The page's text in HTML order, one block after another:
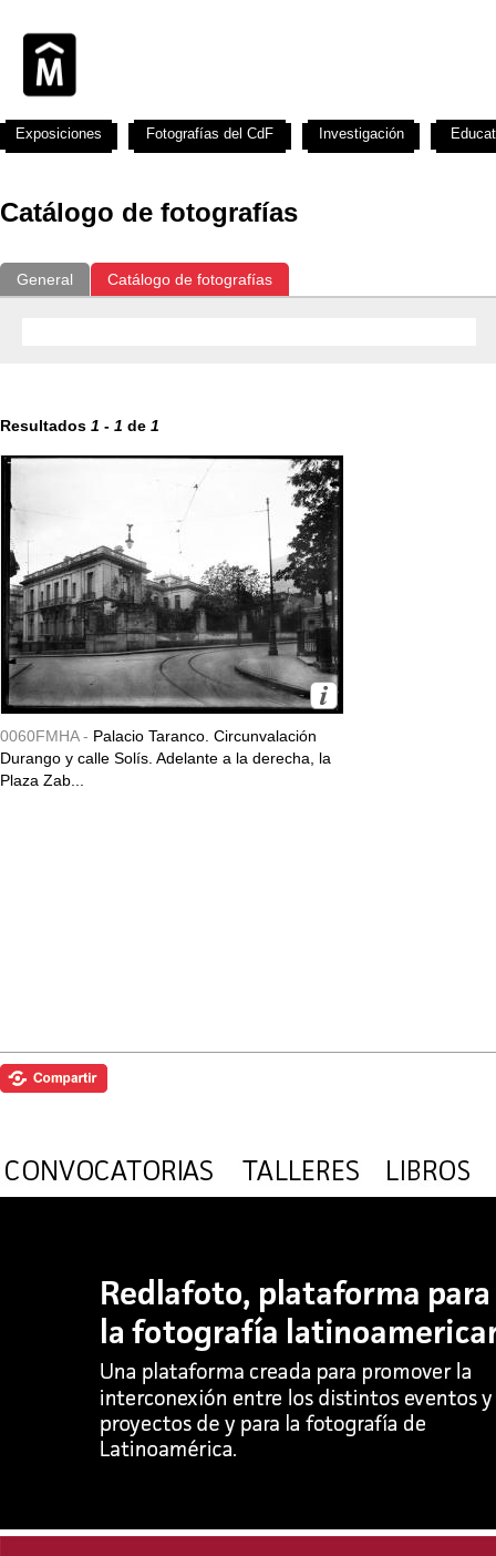
Catálogo de fotografías
General Catálogo de fotografías
Resultados 1 - 1 de 1
0060FMHA - Palacio Taranco. Circunvalación
Durango y calle Solís. Adelante a la derecha, la
Plaza Zab...
Exposiciones Fotografías del CdF Investigación